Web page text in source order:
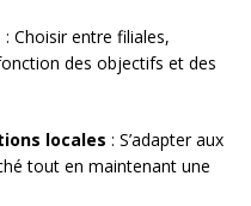
: Choisir entre filiales,
des objectifs et des
locales : S’adapter aux
tout en maintenant une